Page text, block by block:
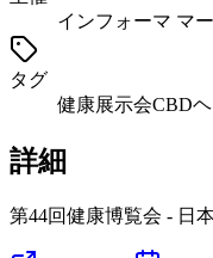
インフォーマ マ
タグ
健康展示会CBD
詳細
第44回健康博覧会 - 日